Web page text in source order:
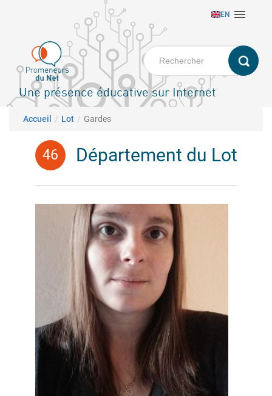
principal
EN 
Une présence éducative sur Internet
Fil d'Ariane
Accueil Lot Gardes
Département du Lot